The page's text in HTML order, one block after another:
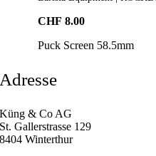
CHF 8.00
Puck Screen 58.5mm
Adresse
Küng & Co AG
St. Gallerstrasse 129
8404 Winterthur